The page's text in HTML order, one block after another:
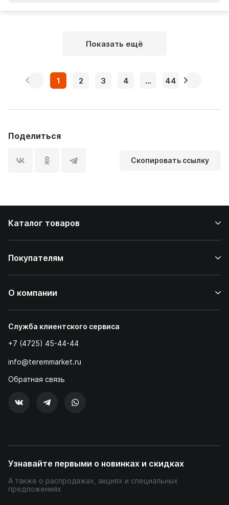
Показать ещё
1 2 3 4 ... 44
Поделиться
Скопировать ссылку
Каталог товаров
Покупателям
О компании
Служба клиентского сервиса
+7 (4725) 45-44-44
info@teremmarket.ru
Обратная связь
Узнавайте первыми о новинках и скидках
А также о распродажах, акциях и специальных
предложениях